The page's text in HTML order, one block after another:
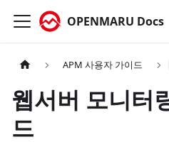
OPENMARU Docs
APM 사용자 가이드
웹서버 모니터
드